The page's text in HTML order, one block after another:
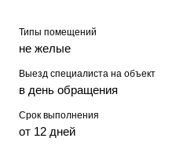
Типы помещений
не желые
Выезд специалиста на объект
в день обращения
Срок выполнения
от 12 дней